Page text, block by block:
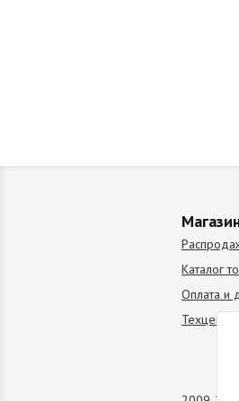
Каталог
Оплата и
Техцентр